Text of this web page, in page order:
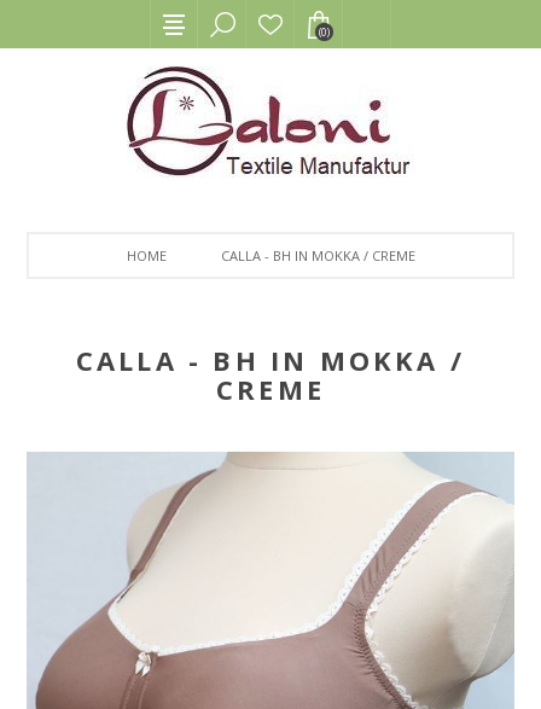
(0)
HOME CALLA - BH IN MOKKA / CREME
CALLA - BH IN MOKKA /
CREME